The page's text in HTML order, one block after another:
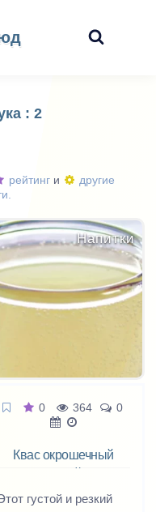
: 2
рейтинг и
другие
Напитки
0 364 0
Квас окрошечный
густой и резкий